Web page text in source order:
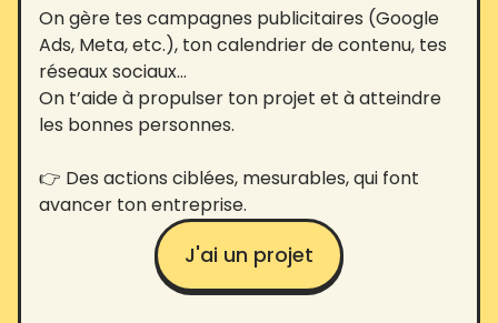
On gère tes campagnes publicitaires (Google
Ads, Meta, etc.), ton calendrier de contenu, tes
réseaux sociaux…
On t’aide à propulser ton projet et à atteindre
les bonnes personnes.
👉 Des actions ciblées, mesurables, qui font
avancer ton entreprise.
J'ai un projet